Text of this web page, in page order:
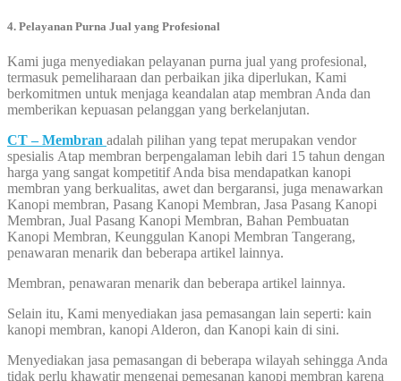
4. Pelayanan Purna Jual yang Profesional
Kami juga menyediakan pelayanan purna jual yang profesional,
termasuk pemeliharaan dan perbaikan jika diperlukan, Kami
berkomitmen untuk menjaga keandalan atap membran Anda dan
memberikan kepuasan pelanggan yang berkelanjutan.
CT – Membran adalah pilihan yang tepat merupakan vendor
spesialis Atap membran berpengalaman lebih dari 15 tahun dengan
harga yang sangat kompetitif Anda bisa mendapatkan kanopi
membran yang berkualitas, awet dan bergaransi, juga menawarkan
Kanopi membran, Pasang Kanopi Membran, Jasa Pasang Kanopi
Membran, Jual Pasang Kanopi Membran, Bahan Pembuatan
Kanopi Membran, Keunggulan Kanopi Membran Tangerang,
penawaran menarik dan beberapa artikel lainnya.
Membran, penawaran menarik dan beberapa artikel lainnya.
Selain itu, Kami menyediakan jasa pemasangan lain seperti: kain
kanopi membran, kanopi Alderon, dan Kanopi kain di sini.
Menyediakan jasa pemasangan di beberapa wilayah sehingga Anda
tidak perlu khawatir mengenai pemesanan kanopi membran karena